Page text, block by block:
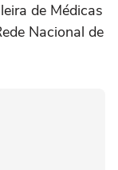
de Médicas
Nacional de